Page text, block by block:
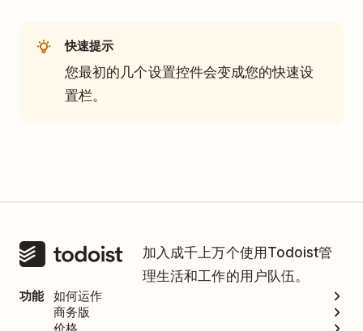
快速提示
您最初的几个设置控件会变成您的快速设
置栏。
加入成千上万个使用Todoist管
理生活和工作的用户队伍。
功能
如何运作
商务版